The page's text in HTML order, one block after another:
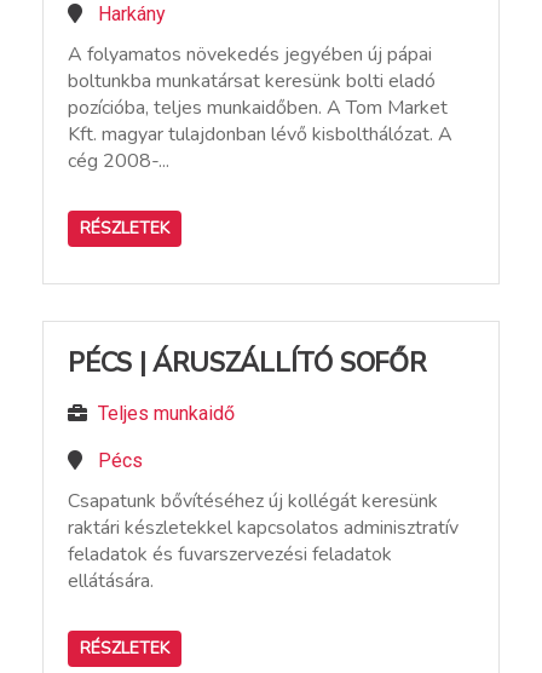
Harkány
A folyamatos növekedés jegyében új pápai
boltunkba munkatársat keresünk bolti eladó
pozícióba, teljes munkaidőben. A Tom Market
Kft. magyar tulajdonban lévő kisbolthálózat. A
cég 2008-...
RÉSZLETEK
PÉCS | ÁRUSZÁLLÍTÓ SOFŐR
Teljes munkaidő
Pécs
Csapatunk bővítéséhez új kollégát keresünk
raktári készletekkel kapcsolatos adminisztratív
feladatok és fuvarszervezési feladatok
ellátására.
RÉSZLETEK